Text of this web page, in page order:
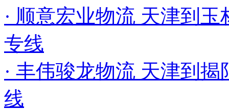
· 顺意宏业物流 天津到
专线
· 丰伟骏龙物流 天津到
线